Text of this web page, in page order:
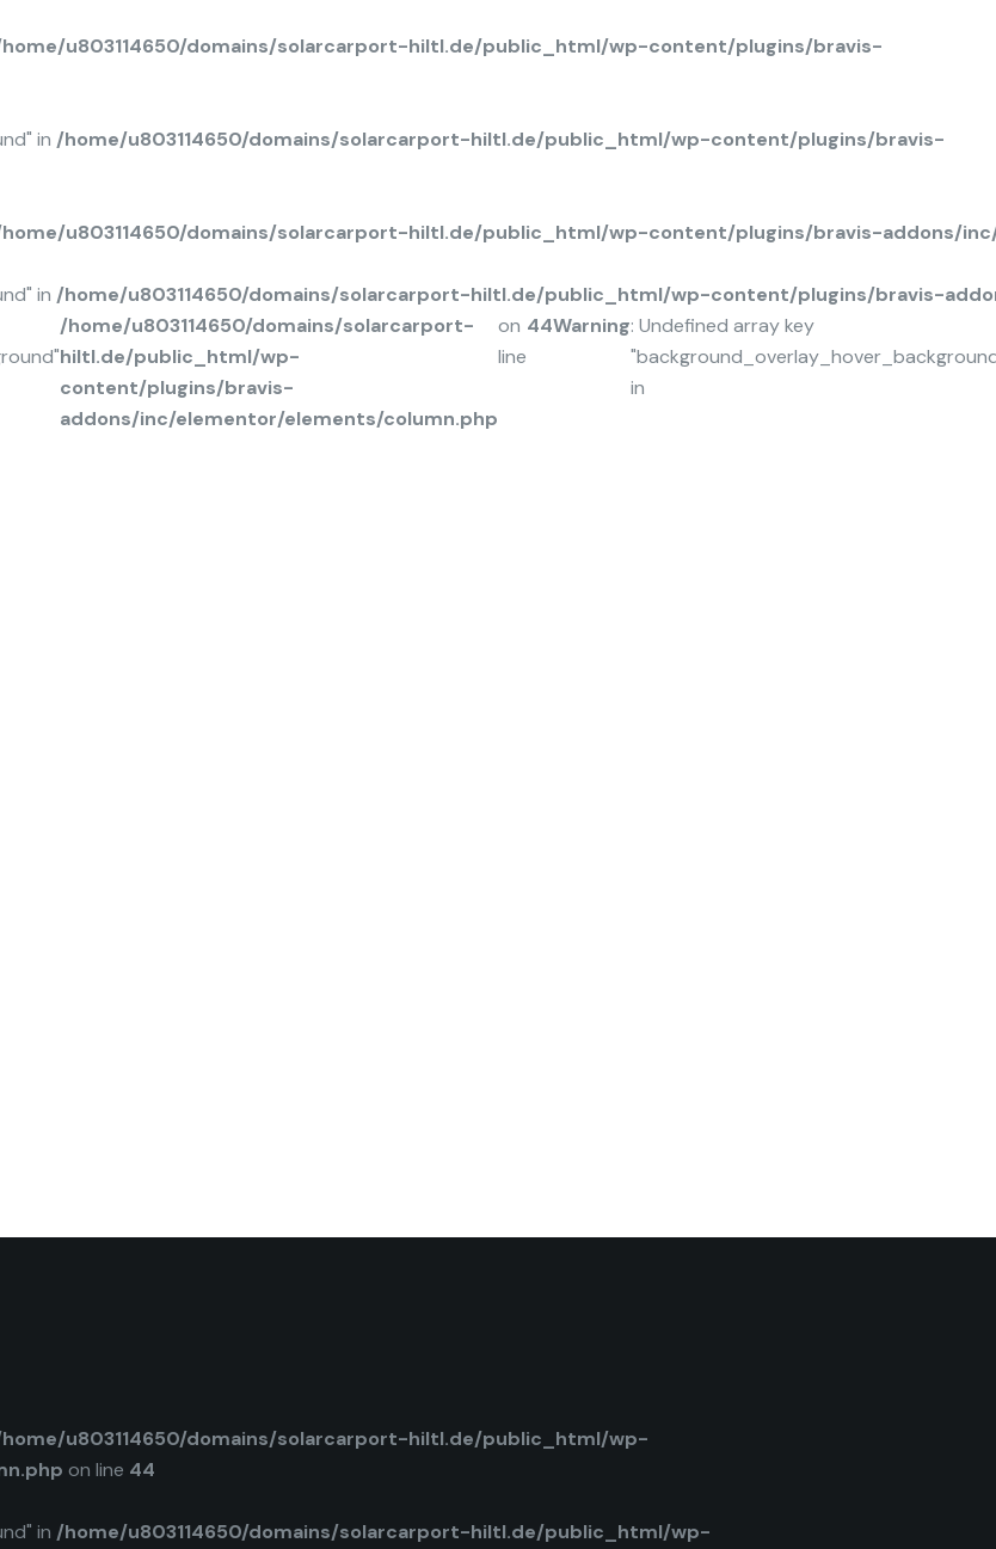
u803114650/domains/solarcarport-hiltl.de/public_html/wp-content/plugins/bravis-
in /home/u803114650/domains/solarcarport-hiltl.de/public_html/wp-content/plugins/bravis-
u803114650/domains/solarcarport-hiltl.de/public_html/wp-content/plugins/bravis-addons/
in /home/u803114650/domains/solarcarport-hiltl.de/public_html/wp-content/plugins/bravis-
/home/u803114650/domains/solarcarport-
hiltl.de/public_html/wp-
content/plugins/bravis-
addons/inc/elementor/elements/column.php
on
line
44Warning: Undefined array key
in
u803114650/domains/solarcarport-hiltl.de/public_html/wp-
on line 44
in /home/u803114650/domains/solarcarport-hiltl.de/public_html/wp-